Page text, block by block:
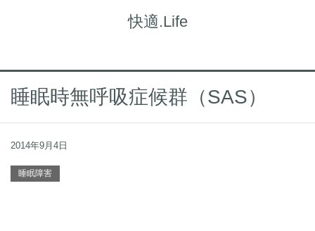
快適.Life
睡眠時無呼吸症候群（SAS）
2014年9月4日
睡眠障害